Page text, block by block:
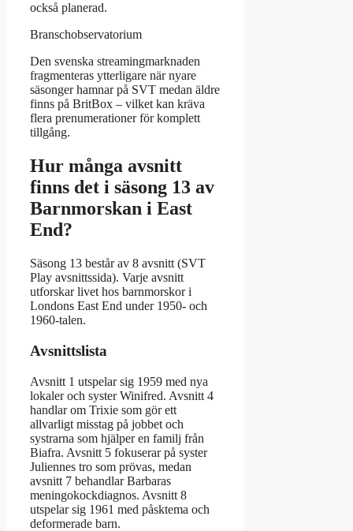
också planerad.
Branschobservatorium
Den svenska streamingmarknaden
fragmenteras ytterligare när nyare
säsonger hamnar på SVT medan äldre
finns på BritBox – vilket kan kräva
flera prenumerationer för komplett
tillgång.
Hur många avsnitt
finns det i säsong 13 av
Barnmorskan i East
End?
Säsong 13 består av 8 avsnitt (SVT
Play avsnittssida). Varje avsnitt
utforskar livet hos barnmorskor i
Londons East End under 1950- och
1960-talen.
Avsnittslista
Avsnitt 1 utspelar sig 1959 med nya
lokaler och syster Winifred. Avsnitt 4
handlar om Trixie som gör ett
allvarligt misstag på jobbet och
systrarna som hjälper en familj från
Biafra. Avsnitt 5 fokuserar på syster
Juliennes tro som prövas, medan
avsnitt 7 behandlar Barbaras
meningokockdiagnos. Avsnitt 8
utspelar sig 1961 med påsktema och
deformerade barn.